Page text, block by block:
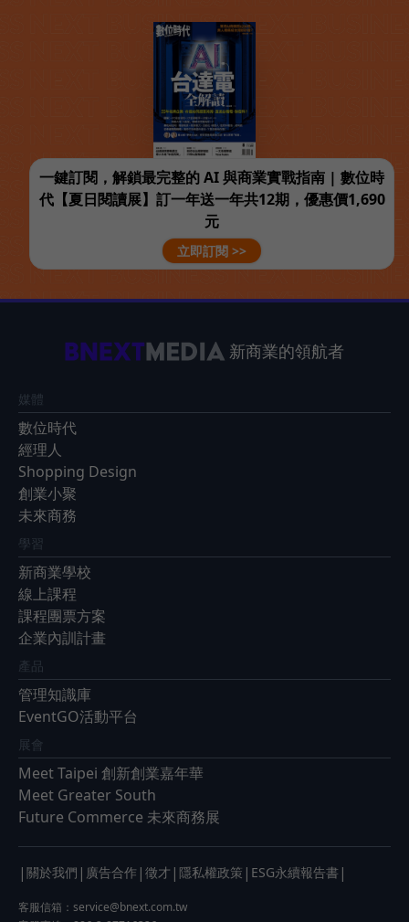
一鍵訂閱，解鎖最完整的 AI 與商業實戰指南 | 數位時
代【夏日閱讀展】訂一年送一年共12期，優惠價1,690
元
立即訂閱 >>
新商業的領航者
媒體
數位時代
經理人
Shopping Design
創業小聚
未來商務
學習
新商業學校
線上課程
課程團票方案
企業內訓計畫
產品
管理知識庫
EventGO活動平台
展會
Meet Taipei 創新創業嘉年華
Meet Greater South
Future Commerce 未來商務展
| 關於我們 | 廣告合作 | 徵才 | 隱私權政策 | ESG永續報告書 |
客服信箱： service@bnext.com.tw